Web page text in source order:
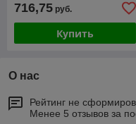
716,75 руб.
Купить
О нас
Рейтинг не
Менее 5 отзывов за